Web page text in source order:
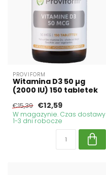
PROVIFORM
Witamina D3 50 µg
(2000 IU) 150 tabletek
€15,39 €12,59
W magazynie. Czas dostawy
1-3 dni robocze